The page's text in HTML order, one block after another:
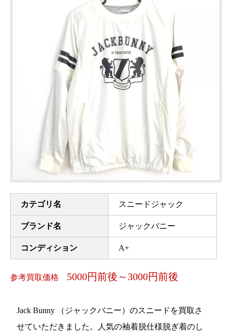
カテゴリ名 スニードジャック
ブランド名 ジャックバニー
コンディション A+
参考買取価格 5000円前後～3000円前後
Jack Bunny （ジャックバニー）のスニードを買取さ
せていただきました。人気の袖着脱仕様脱ぎ着のし